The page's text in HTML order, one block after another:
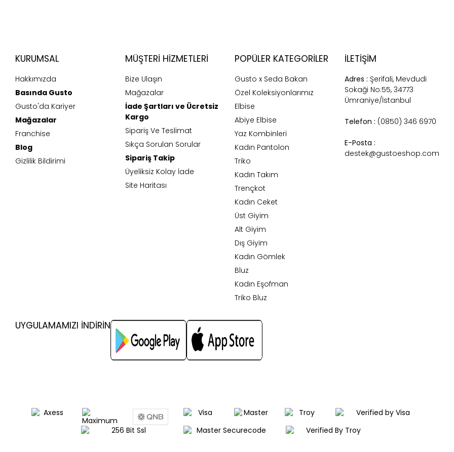
KURUMSAL
Hakkımızda
Basında Gusto
Gusto'da Kariyer
Mağazalar
Franchise
Blog
Gizlilik Bildirimi
MÜŞTERI HIZMETLERI
Bize Ulaşın
Mağazalar
İade Şartları ve Ücretsiz
Kargo
Sipariş Ve Teslimat
Sıkça Sorulan Sorular
Sipariş Takip
Üyeliksiz Kolay İade
Site Haritası
POPÜLER KATEGORILER
Gusto x Seda Bakan
Özel Koleksiyonlarımız
Elbise
Abiye Elbise
Yaz Kombinleri
Kadın Pantolon
Triko
Kadın Takım
Trençkot
Kadın Ceket
Üst Giyim
Alt Giyim
Dış Giyim
Kadın Gömlek
Bluz
Kadın Eşofman
Triko Bluz
İLETİŞİM
Adres : Şerifali, Mevdudi
Sokaği No:55, 34773
Ümraniye/İstanbul
Telefon : (0850) 346 6970
E-Posta :
destek@gustoeshop.com
UYGULAMAMIZI İNDİRİN